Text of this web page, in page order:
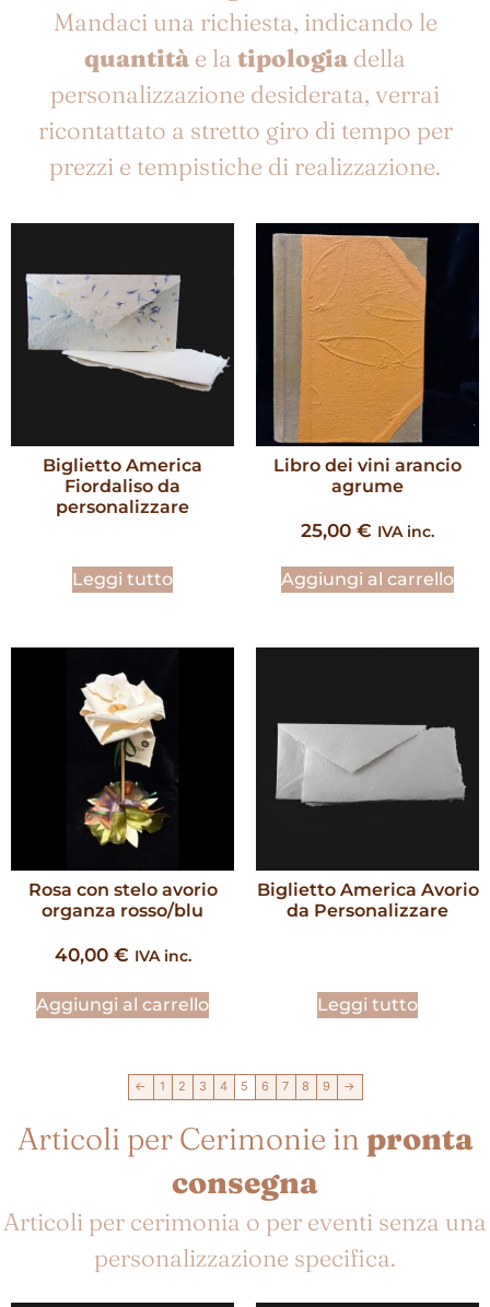
Mandaci una richiesta, indicando le
quantità e la tipologia della
personalizzazione desiderata, verrai
ricontattato a stretto giro di tempo per
prezzi e tempistiche di realizzazione.
Biglietto America
Fiordaliso da
personalizzare
Leggi tutto
Libro dei vini arancio
agrume
25,00 € IVA inc.
Aggiungi al carrello
Rosa con stelo avorio
organza rosso/blu
40,00 € IVA inc.
Aggiungi al carrello
Biglietto America Avorio
da Personalizzare
Leggi tutto
← 1 2 3 4 5 6 7 8 9 →
Articoli per Cerimonie in pronta
consegna
Articoli per cerimonia o per eventi senza una
personalizzazione specifica.